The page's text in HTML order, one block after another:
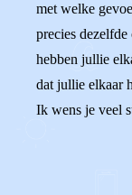
met welke
precies
hebben jullie
dat jullie elkaar
Ik wens je veel